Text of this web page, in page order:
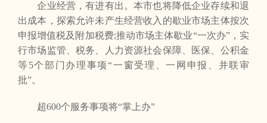
企业经营，有进有出。本市也将降低企业存续和退
出成本，探索允许未产生经营收入的歇业市场主体按次
申报增值税及附加税费;推动市场主体歇业“一次办”，实
行市场监管、税务、人力资源社会保障、医保、公积金
等5个部门办理事项“一窗受理、一网申报、并联审
批”。
超600个服务事项将“掌上办”